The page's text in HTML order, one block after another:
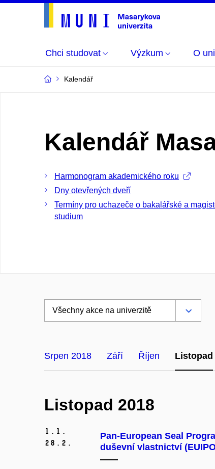
Chci studovat Výzkum O
Kalendář
Kalendář
Harmonogram akademického roku
Dny otevřených dveří
Termíny pro uchazeče o bakalářské a
studium
Srpen 2018 Září Říjen Listopad
Listopad 2018
1. 1.
28. 2.
Pan-European Seal
duševní vlastnictví